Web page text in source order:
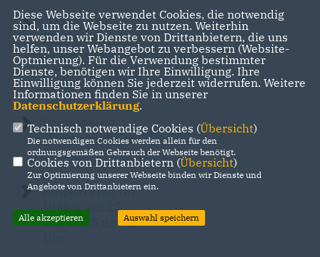
Helpup im
Dialog“ mit
Bürgermeisterkandidat
Carsten Ehmer
22.08.25 15 Uhr
Schnatgang
Lipperreihe im
Dialog“
Lipperreihe im
Dialog am 25.
Juli 2025 um 15
Diese Webseite verwendet Cookies, die notwendig
sind, um die Webseite zu nutzen. Weiterhin
verwenden wir Dienste von Drittanbietern, die uns
helfen, unser Webangebot zu verbessern (Website-
Optmierung). Für die Verwendung bestimmter
Dienste, benötigen wir Ihre Einwilligung. Ihre
Einwilligung können Sie jederzeit widerrufen. Weitere
Informationen finden Sie in unserer
Datenschutzerklärung.
Technisch notwendige Cookies (Übersicht)
Die notwendigen Cookies werden allein für den
ordnungsgemäßen Gebrauch der Webseite benötigt.
Cookies von Drittanbietern (Übersicht)
Zur Optimierung unserer Webseite binden wir Dienste und
Angebote von Drittanbietern ein.
Alle akzeptieren Auswahl speichern